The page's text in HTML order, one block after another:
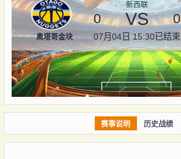
奥塔哥金块
新西联
0 VS 0
07月04日 15:30已结束
赛事说明 历史战绩